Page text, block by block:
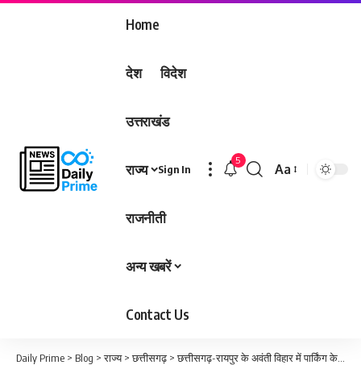
Home
देश विदेश
उत्तराखंड
राज्य
राजनीती
अन्य खबरें
Contact Us
Sign In
5
Font
Aa
Daily Prime > Blog >राज्य>छत्तीसगढ़>छत्तीसगढ़-रायपुर के अवंती विहार में पार्किंग के विवाद में युवक का फोड़ा सिर, जख्म में भर दिए लाल मिर्च